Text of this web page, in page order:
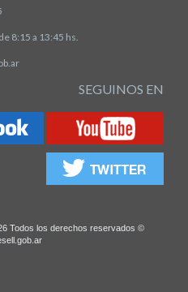
8:15 a 13:45 hs.
SEGUINOS EN
Todos los derechos reservados ©